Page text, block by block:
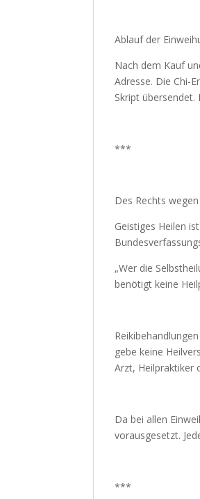
Ablauf der
Nach dem Kauf
Email-Adresse.
und dem Skript
***
Des Rechts
Geistiges Heilen
„Wer die
benötigt keine
gebe keine
Arzt, Heilpraktiker
Da bei allen
vorausgesetzt.
***